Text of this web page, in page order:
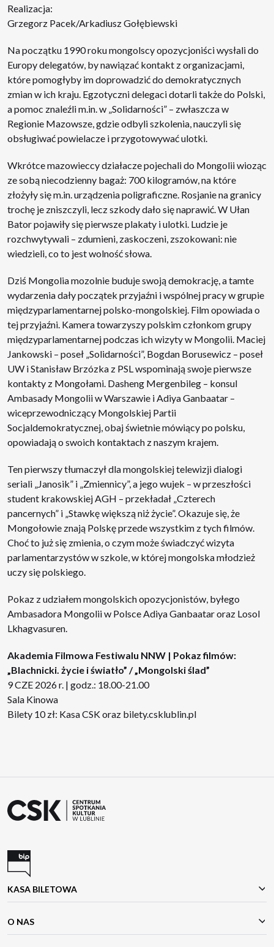
Realizacja:
Grzegorz Pacek/Arkadiusz Gołębiewski
Na początku 1990 roku mongolscy opozycjoniści wysłali do
Europy delegatów, by nawiązać kontakt z organizacjami,
które pomogłyby im doprowadzić do demokratycznych
zmian w ich kraju. Egzotyczni delegaci dotarli także do Polski,
a pomoc znaleźli m.in. w „Solidarności” – zwłaszcza w
Regionie Mazowsze, gdzie odbyli szkolenia, nauczyli się
obsługiwać powielacze i przygotowywać ulotki.
Wkrótce mazowieccy działacze pojechali do Mongolii wioząc
ze sobą niecodzienny bagaż: 700 kilogramów, na które
złożyły się m.in. urządzenia poligraficzne. Rosjanie na granicy
trochę je zniszczyli, lecz szkody dało się naprawić. W Ułan
Bator pojawiły się pierwsze plakaty i ulotki. Ludzie je
rozchwytywali – zdumieni, zaskoczeni, zszokowani: nie
wiedzieli, co to jest wolność słowa.
Dziś Mongolia mozolnie buduje swoją demokrację, a tamte
wydarzenia dały początek przyjaźni i wspólnej pracy w grupie
międzyparlamentarnej polsko-mongolskiej. Film opowiada o
tej przyjaźni. Kamera towarzyszy polskim członkom grupy
międzyparlamentarnej podczas ich wizyty w Mongolii. Maciej
Jankowski – poseł „Solidarności”, Bogdan Borusewicz – poseł
UW i Stanisław Brzózka z PSL wspominają swoje pierwsze
kontakty z Mongołami. Dasheng Mergenbileg – konsul
Ambasady Mongolii w Warszawie i Adiya Ganbaatar –
wiceprzewodniczący Mongolskiej Partii
Socjaldemokratycznej, obaj świetnie mówiący po polsku,
opowiadają o swoich kontaktach z naszym krajem.
Ten pierwszy tłumaczył dla mongolskiej telewizji dialogi
seriali „Janosik” i „Zmiennicy”, a jego wujek – w przeszłości
student krakowskiej AGH – przekładał „Czterech
pancernych” i „Stawkę większą niż życie”. Okazuje się, że
Mongołowie znają Polskę przede wszystkim z tych filmów.
Choć to już się zmienia, o czym może świadczyć wizyta
parlamentarzystów w szkole, w której mongolska młodzież
uczy się polskiego.
Pokaz z udziałem mongolskich opozycjonistów, byłego
Ambasadora Mongolii w Polsce Adiya Ganbaatar oraz Losol
Lkhagvasuren.
Akademia Filmowa Festiwalu NNW | Pokaz filmów:
„Blachnicki. życie i światło” / „Mongolski ślad”
9 CZE 2026 r. | godz.: 18.00-21.00
Sala Kinowa
Bilety 10 zł: Kasa CSK oraz bilety.csklublin.pl
KASA BILETOWA
O NAS